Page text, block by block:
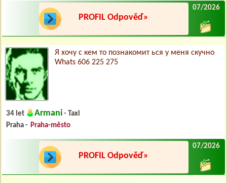
PROFIL Odpověď»
07/2026
Я хочу с кем то познакомит ься у меня скучно
Whats 606 225 275
34 let Armani - Taxi
Praha - Praha-město
PROFIL Odpověď»
07/2026